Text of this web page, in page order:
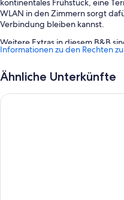
kontinentales Frühstück, eine
WLAN in den Zimmern sorgt
Verbindung bleiben kannst.
Weitere Extras in diesem B&B
Rauchverbot in der
Zimmerausstattung
Informationen zu den Rechten
Ähnliche Unterkünfte
Peppers Bluewater Resort